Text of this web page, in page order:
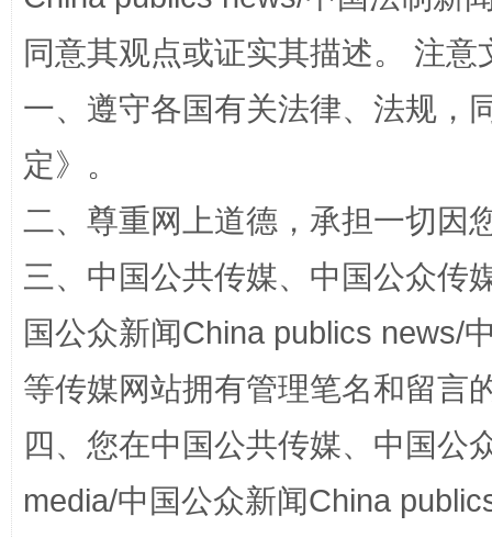
全民健身五年计划来了！等你上场
阿坝州三大球赛在茂县开幕 规模
同意其观点或证实其描述。 注
一、遵守各国有关法律、法规，
定》。
二、尊重网上道德，承担一切因
三、中国公共传媒、中国公众传
国公众新闻China publics news/
等传媒网站拥有管理笔名和留言
四、您在中国公共传媒、中国公
media/中国公众新闻China